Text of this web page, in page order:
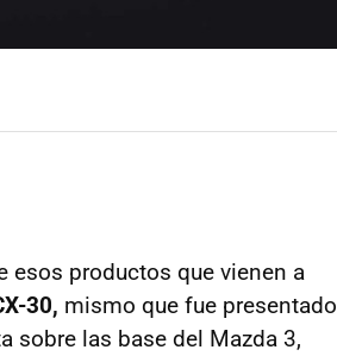
esos productos que vienen a
30, mismo que fue presentado
sobre las base del Mazda 3,